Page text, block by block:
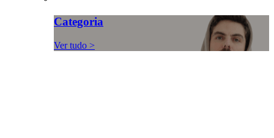
Categoria
Ver tudo >